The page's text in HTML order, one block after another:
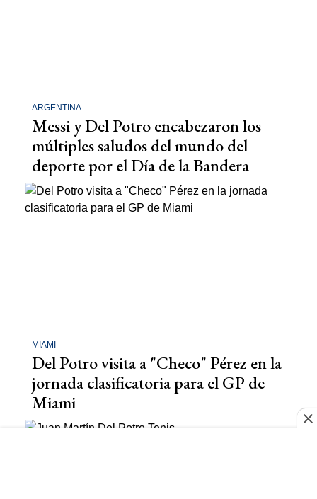
ARGENTINA
Messi y Del Potro encabezaron los
múltiples saludos del mundo del
deporte por el Día de la Bandera
MIAMI
Del Potro visita a "Checo" Pérez en la
jornada clasificatoria para el GP de
Miami